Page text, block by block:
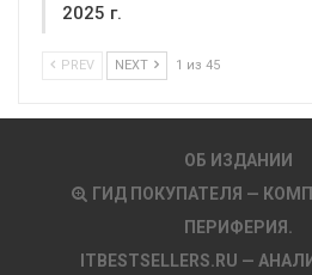
2025 г.
PREV NEXT 1 из 45
ОБ ИЗДАНИИ
ГИД ПОКУПАТЕЛЯ —
ПЕРИФЕРИЯ.
ITBESTSELLERS.RU —